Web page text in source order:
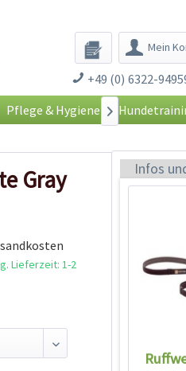
Mein
+49 (0) 6322-
Pflege & Hygiene 
Gray
Lieferzeit: 1-2
Infos
Leine